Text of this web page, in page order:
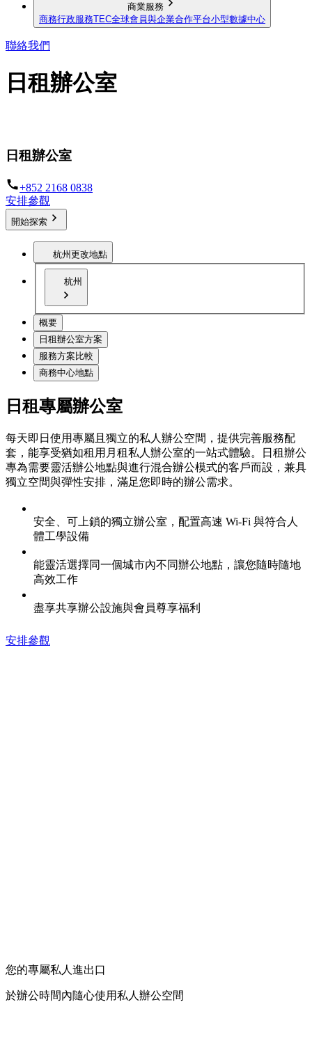
商業服務
商務行政服務TEC全球會員與企業合作平台小型數據中心
聯絡我們
日租辦公室
日租辦公室
+852 2168 0838
安排參觀
開始探索
杭州 更改地點
杭州
概要
日租辦公室方案
服務方案比較
商務中心地點
日租專屬辦公室
每天即日使用專屬且獨立的私人辦公空間，提供完善服務配
套，能享受猶如租用月租私人辦公室的一站式體驗。日租辦公
專為需要靈活辦公地點與進行混合辦公模式的客戶而設，兼具
獨立空間與彈性安排，滿足您即時的辦公需求。
安全、可上鎖的獨立辦公室，配置高速 Wi-Fi 與符合人
體工學設備
能靈活選擇同一個城市內不同辦公地點，讓您隨時隨地
高效工作
盡享共享辦公設施與會員尊享福利
安排參觀
您的專屬私人進出口
於辦公時間內隨心使用私人辦公空間